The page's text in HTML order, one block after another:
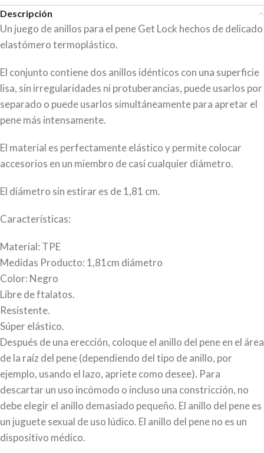
Descripción
Un juego de anillos para el pene Get Lock hechos de delicado
elastómero termoplástico.
El conjunto contiene dos anillos idénticos con una superficie
lisa, sin irregularidades ni protuberancias, puede usarlos por
separado o puede usarlos simultáneamente para apretar el
pene más intensamente.
El material es perfectamente elástico y permite colocar
accesorios en un miembro de casi cualquier diámetro.
El diámetro sin estirar es de 1,81 cm.
Características:
Material: TPE
Medidas Producto: 1,81cm diámetro
Color: Negro
Libre de ftalatos.
Resistente.
Súper elástico.
Después de una erección, coloque el anillo del pene en el área
de la raíz del pene (dependiendo del tipo de anillo, por
ejemplo, usando el lazo, apriete como desee). Para
descartar un uso incómodo o incluso una constricción, no
debe elegir el anillo demasiado pequeño. El anillo del pene es
un juguete sexual de uso lúdico. El anillo del pene no es un
dispositivo médico.